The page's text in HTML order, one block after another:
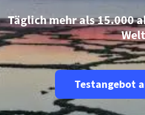
Täglich mehr als 15.000
Testangebot